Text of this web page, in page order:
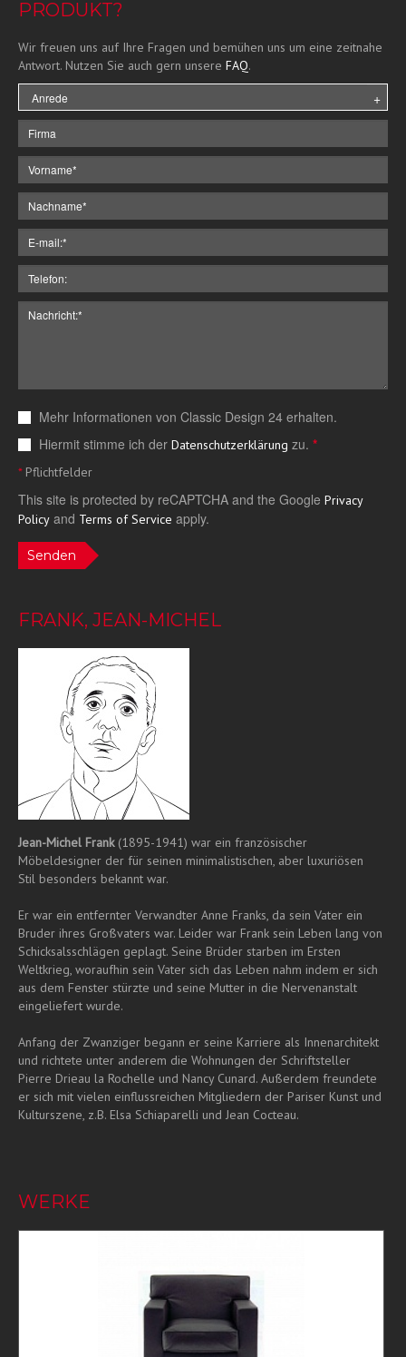
PRODUKT?
Wir freuen uns auf Ihre Fragen und bemühen uns um eine zeitnahe
Antwort. Nutzen Sie auch gern unsere FAQ.
Mehr Informationen von Classic Design 24 erhalten.
Hiermit stimme ich der Datenschutzerklärung zu. *
*Pflichtfelder
This site is protected by reCAPTCHA and the Google Privacy
Policy and Terms of Service apply.
Senden
FRANK, JEAN-MICHEL
Jean-Michel Frank(1895-1941) war ein französischer
Möbeldesigner der für seinen minimalistischen, aber luxuriösen
Stil besonders bekannt war.
Er war ein entfernter Verwandter Anne Franks, da sein Vater ein
Bruder ihres Großvaters war. Leider war Frank sein Leben lang von
Schicksalsschlägen geplagt. Seine Brüder starben im Ersten
Weltkrieg, woraufhin sein Vater sich das Leben nahm indem er sich
aus dem Fenster stürzte und seine Mutter in die Nervenanstalt
eingeliefert wurde.
Anfang der Zwanziger begann er seine Karriere als Innenarchitekt
und richtete unter anderem die Wohnungen der Schriftsteller
Pierre Drieau la Rochelle und Nancy Cunard. Außerdem freundete
er sich mit vielen einflussreichen Mitgliedern der Pariser Kunst und
Kulturszene, z.B. Elsa Schiaparelli und Jean Cocteau.
WERKE